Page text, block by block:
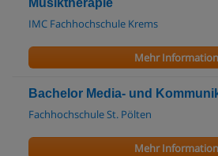
IMC Fachhochschule Krems
Mehr Information
Bachelor Media- und
Fachhochschule St. Pölten
Mehr Information